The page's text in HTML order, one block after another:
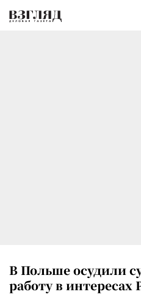
В Польше осудили
работу в интересах